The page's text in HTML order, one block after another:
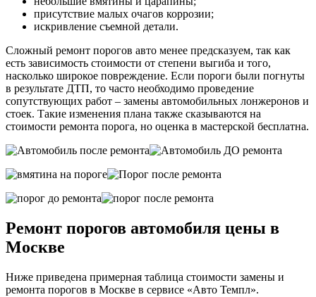
присутствие малых очагов коррозии;
искривление съемной детали.
Сложный ремонт порогов авто менее предсказуем, так как
есть зависимость стоимости от степени выгиба и того,
насколько широкое повреждение. Если пороги были погнуты
в результате ДТП, то часто необходимо проведение
сопутствующих работ – замены автомобильных лонжеронов и
стоек. Такие изменения плана также сказываются на
стоимости ремонта порога, но оценка в мастерской бесплатна.
Ремонт порогов автомобиля цены в
Москве
Ниже приведена примерная таблица стоимости замены и
ремонта порогов в Москве в сервисе «Авто Темпл».